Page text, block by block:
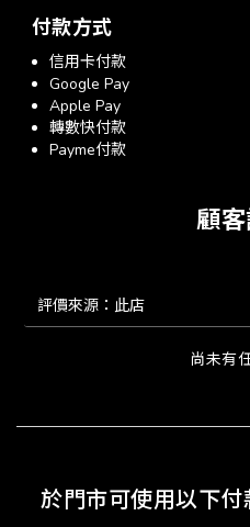
付款方式
信用卡付款
Google Pay
Apple Pay
轉數快付款
Payme付款
顧
尚未有
於門市可使用以下付